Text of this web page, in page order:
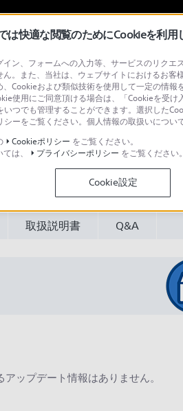
わせ テレビ＆プロジェクター
取扱説明書 Q&A
ップデート情報はありません。
は快適な閲覧のためにCookieを利用
ン、フォームへの入力等、サービスのリク
。また、当社は、ウェブサイトにおけるお
Cookieおよび類似技術を使用して一定の情
使用にご同意頂ける場合は、「Cookieを受
いつでも管理することができます。選択した
ーをご覧ください。個人情報の取扱いについ
Cookieポリシー をご覧ください。
は、
プライバシーポリシー をご覧ください。
Cookie設定